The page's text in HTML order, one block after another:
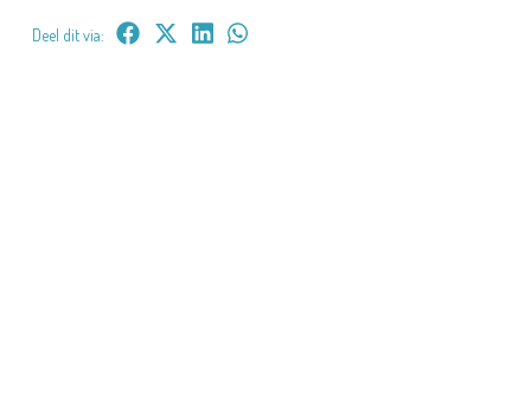
Deel dit via: